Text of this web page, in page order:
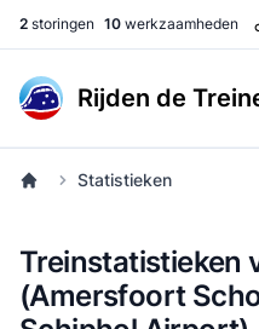
2 storingen 10 werkzaamheden
Rijden de
Statistieken
Treinstatistieken
(Amersfoort